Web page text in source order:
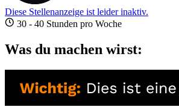
Diese Stellenanzeige ist leider inaktiv.
30 - 40 Stunden pro Woche
Was du machen wirst: